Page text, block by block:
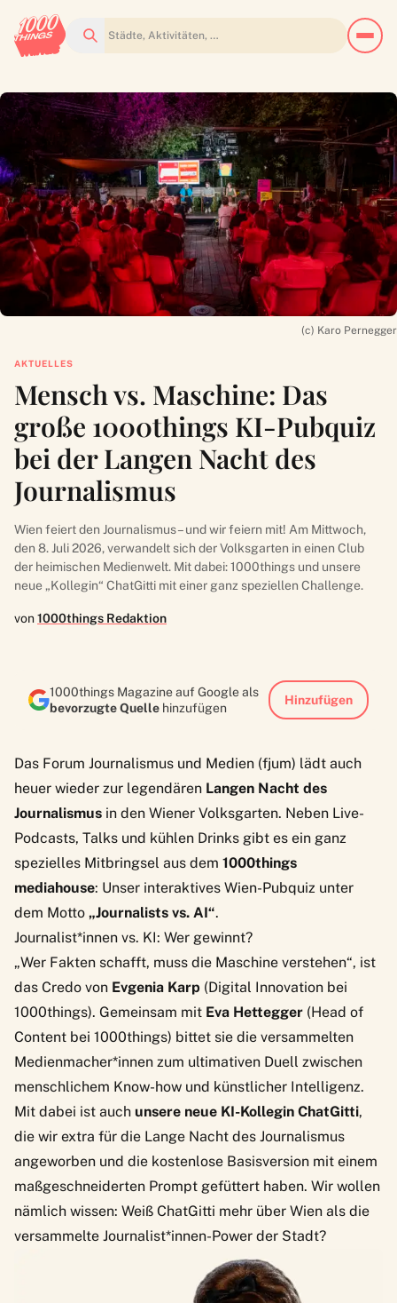
Suchen
(c) Karo Pernegger
AKTUELLES
Mensch vs. Maschine: Das
große 1000things KI-Pubquiz
bei der Langen Nacht des
Journalismus
Wien feiert den Journalismus – und wir feiern mit! Am Mittwoch,
den 8. Juli 2026, verwandelt sich der Volksgarten in einen Club
der heimischen Medienwelt. Mit dabei: 1000things und unsere
neue „Kollegin“ ChatGitti mit einer ganz speziellen Challenge.
von1000things Redaktion
1000things Magazine auf Google als
bevorzugte Quelle hinzufügen
Hinzufügen
Das Forum Journalismus und Medien (fjum) lädt auch
heuer wieder zur legendären Langen Nacht des
Journalismus in den Wiener Volksgarten. Neben Live-
Podcasts, Talks und kühlen Drinks gibt es ein ganz
spezielles Mitbringsel aus dem 1000things
mediahouse: Unser interaktives Wien-Pubquiz unter
dem Motto „Journalists vs. AI“.
Journalist*innen vs. KI: Wer gewinnt?
„Wer Fakten schafft, muss die Maschine verstehen“, ist
das Credo von Evgenia Karp (Digital Innovation bei
1000things). Gemeinsam mit Eva Hettegger (Head of
Content bei 1000things) bittet sie die versammelten
Medienmacher*innen zum ultimativen Duell zwischen
menschlichem Know-how und künstlicher Intelligenz.
Mit dabei ist auch unsere neue KI-Kollegin ChatGitti,
die wir extra für die Lange Nacht des Journalismus
angeworben und die kostenlose Basisversion mit einem
maßgeschneiderten Prompt gefüttert haben. Wir wollen
nämlich wissen: Weiß ChatGitti mehr über Wien als die
versammelte Journalist*innen-Power der Stadt?